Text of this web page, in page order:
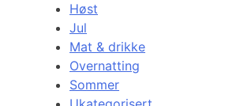
Høst
Jul
Mat & drikke
Overnatting
Sommer